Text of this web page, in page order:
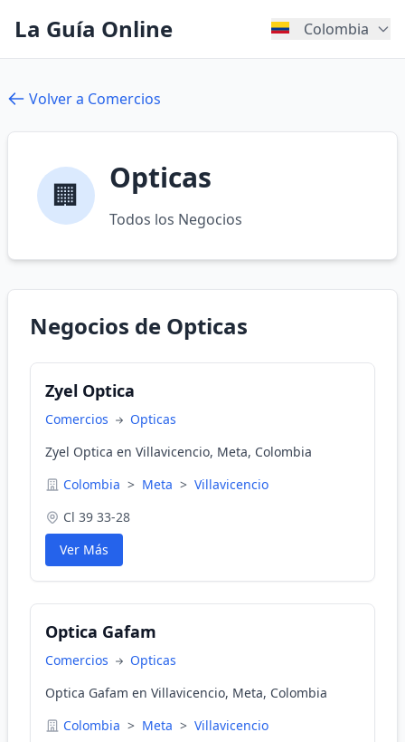
La Guía Online Colombia
Volver a Comercios
🏢 Opticas
Todos los Negocios
Negocios de Opticas
Zyel Optica
Comercios
Opticas
Zyel Optica en Villavicencio, Meta, Colombia
Colombia > Meta > Villavicencio
Cl 39 33-28
Ver Más
Optica Gafam
Comercios
Opticas
Optica Gafam en Villavicencio, Meta, Colombia
Colombia > Meta > Villavicencio